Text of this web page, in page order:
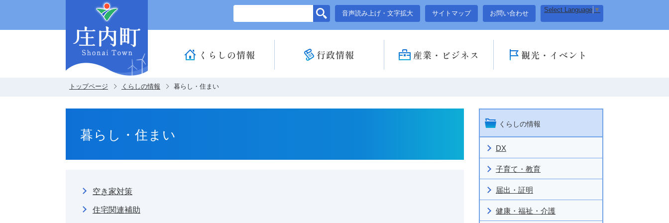
このページの本文へ移動
音声読み上げ・文字拡大 サイトマップ お問い合わせ Select Language ▼
くらしの情報 行政情報 産業・ビジネス 観光・イベント
トップページ くらしの情報 暮らし・住まい
暮らし・住まい
空き家対策
住宅関連補助
くらしの情報
DX
子育て・教育
届出・証明
健康・福祉・介護